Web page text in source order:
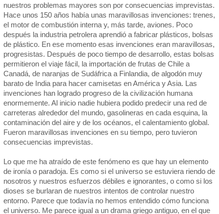
nuestros problemas mayores son por consecuencias imprevistas.
Hace unos 150 años había unas maravillosas invenciones: trenes,
el motor de combustión interna y, más tarde, aviones. Poco
después la industria petrolera aprendió a fabricar plásticos, bolsas
de plástico. En ese momento esas invenciones eran maravillosas,
progresistas. Después de poco tiempo de desarrollo, estas bolsas
permitieron el viaje fácil, la importación de frutas de Chile a
Canadá, de naranjas de Sudáfrica a Finlandia, de algodón muy
barato de India para hacer camisetas en América y Asia. Las
invenciones han logrado progreso de la civilización humana
enormemente. Al inicio nadie hubiera podido predecir una red de
carreteras alrededor del mundo, gasolineras en cada esquina, la
contaminación del aire y de los océanos, el calentamiento global.
Fueron maravillosas invenciones en su tiempo, pero tuvieron
consecuencias imprevistas.
Lo que me ha atraído de este fenómeno es que hay un elemento
de ironía o paradoja. Es como si el universo se estuviera riendo de
nosotros y nuestros esfuerzos débiles e ignorantes, o como si los
dioses se burlaran de nuestros intentos de controlar nuestro
entorno. Parece que todavía no hemos entendido cómo funciona
el universo. Me parece igual a un drama griego antiguo, en el que